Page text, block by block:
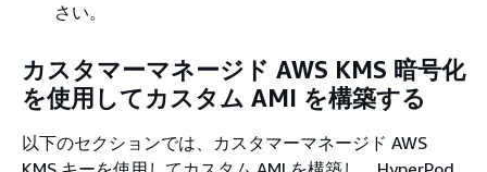
さい。
カスタマーマネージド AWS KMS 暗号化
を使用してカスタム AMI を構築する
以下のセクションでは、カスタマーマネージド AWS